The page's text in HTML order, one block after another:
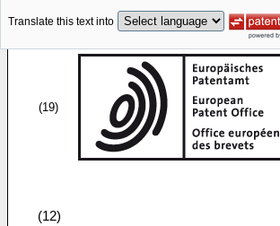
Translate this text into
(19)
(12)